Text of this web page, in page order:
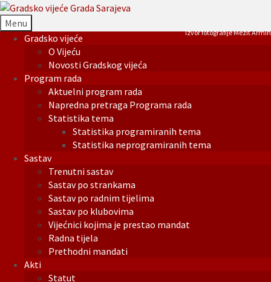
Menu
Gradsko vijeće
O Vijeću
Novosti Gradskog vijeća
Program rada
Aktuelni program rada
Napredna pretraga Programa rada
Statistika tema
Statistika programiranih tema
Statistika neprogramiranih tema
Sastav
Trenutni sastav
Sastav po strankama
Sastav po radnim tijelima
Sastav po klubovima
Vijećnici kojima je prestao mandat
Radna tijela
Prethodni mandati
Akti
Statut
Izvor fotografije Mezit Armin